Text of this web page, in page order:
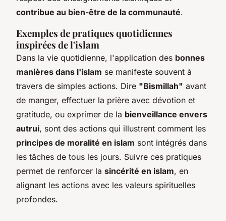
contribue au bien-être de la communauté.
Exemples de pratiques quotidiennes
inspirées de l'islam
Dans la vie quotidienne, l'application des bonnes
manières dans l'islam se manifeste souvent à
travers de simples actions. Dire "Bismillah" avant
de manger, effectuer la prière avec dévotion et
gratitude, ou exprimer de la bienveillance envers
autrui, sont des actions qui illustrent comment les
principes de moralité en islam sont intégrés dans
les tâches de tous les jours. Suivre ces pratiques
permet de renforcer la sincérité en islam, en
alignant les actions avec les valeurs spirituelles
profondes.